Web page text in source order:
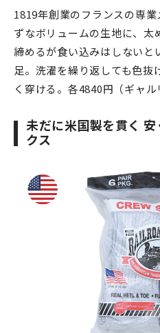
1819年創業のフランスの専
ずなボリュームの生地に、太
締めるが食い込みはしないと
足。洗濯を繰り返しても色抜
く穿ける。各4840円（ギャル
未だに米国製を貫く
クス